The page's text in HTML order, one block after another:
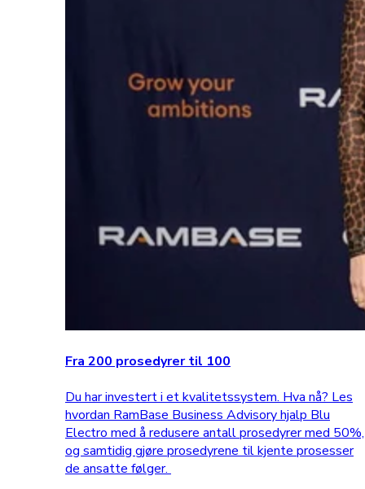
Fra 200 prosedyrer til 100
Du har investert i et kvalitetssystem. Hva nå? Les
hvordan RamBase Business Advisory hjalp Blu
Electro med å redusere antall prosedyrer med 50%,
og samtidig gjøre prosedyrene til kjente prosesser
de ansatte følger.